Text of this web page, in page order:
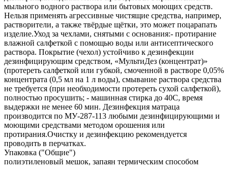
мыльного водного раствора или бытовых моющих средств.
Нельзя применять агрессивные чистящие средства, например,
растворители, а также твёрдые щётки, это может поцарапать
изделие.Уход за чехлами, снятыми с основания:- протирание
влажной салфеткой с помощью воды или антисептического
раствора. Покрытие (чехол) устойчиво к дезинфекции
дезинфицирующим средством, «МультиДез (концентрат)»
(протереть салфеткой или губкой, смоченной в растворе 0,05%
концентрата (0,5 мл на 1 л воды), смывание раствора средства
не требуется (при необходимости протереть сухой салфеткой),
полностью просушить; - машинная стирка до 40С, время
выдержки не менее 60 мин. Дезинфекция матраца
производится по МУ‐287‐113 любыми дезинфицирующими и
моющими средствами методом орошения или
протирания.Очистку и дезинфекцию рекомендуется
проводить в перчатках.
Упаковка ("Общие")
полиэтиленовый мешок, запаян термическим способом